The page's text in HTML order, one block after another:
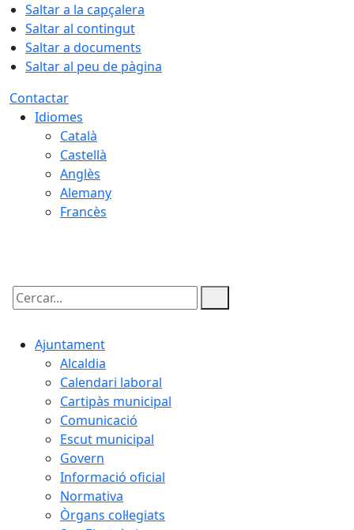
Saltar a la capçalera
Saltar al contingut
Saltar a documents
Saltar al peu de pàgina
Contactar
Idiomes
Català
Castellà
Anglès
Alemany
Francès
Cercar:
Ajuntament
Alcaldia
Calendari laboral
Cartipàs municipal
Comunicació
Escut municipal
Govern
Informació oficial
Normativa
Òrgans col·legiats